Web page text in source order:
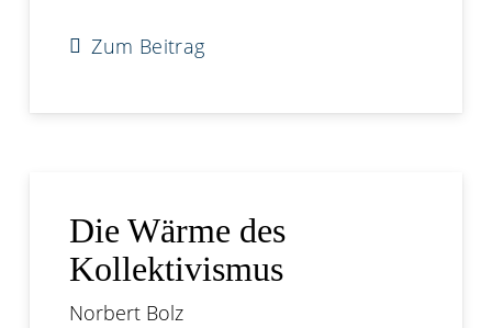
Zum Beitrag
Die Wärme des
Kollektivismus
Norbert Bolz